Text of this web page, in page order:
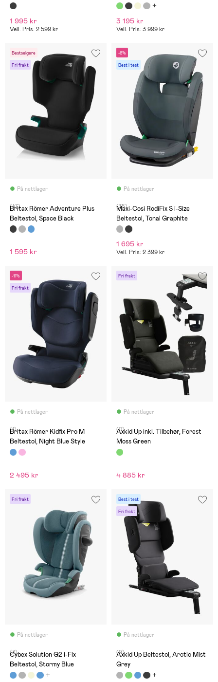
1 995 kr
Veil. Pris: 2 599 kr
3 195 kr
Veil. Pris: 3 999 kr
Bestselgere
Fri frakt
På nettlager
(47)
Britax Römer Adventure Plus
Beltestol, Space Black
1 595 kr
-6%
Best i test
På nettlager
(35)
Maxi-Cosi RodiFix S i-Size
Beltestol, Tonal Graphite
1 695 kr
Veil. Pris: 2 399 kr
-11%
Fri frakt
På nettlager
(1)
Britax Römer Kidfix Pro M
Beltestol, Night Blue Style
2 495 kr
Fri frakt
På nettlager
(0)
Axkid Up inkl. Tilbehør, Forest
Moss Green
4 885 kr
Fri frakt
På nettlager
(3)
Cybex Solution G2 i-Fix
Beltestol, Stormy Blue
Best i test
Fri frakt
På nettlager
(9)
Axkid Up Beltestol, Arctic Mist
Grey